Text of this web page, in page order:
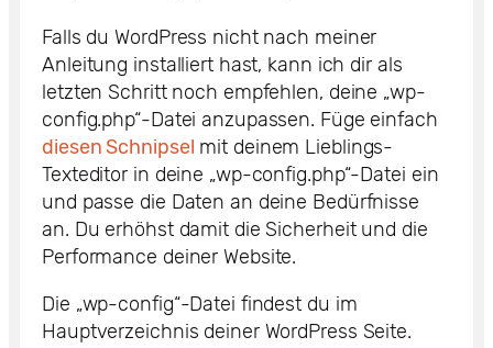
Falls du WordPress nicht nach meiner
Anleitung installiert hast, kann ich dir als
letzten Schritt noch empfehlen, deine „wp-
config.php“-Datei anzupassen. Füge einfach
diesen Schnipsel mit deinem Lieblings-
Texteditor in deine „wp-config.php“-Datei ein
und passe die Daten an deine Bedürfnisse
an. Du erhöhst damit die Sicherheit und die
Performance deiner Website.
Die „wp-config“-Datei findest du im
Hauptverzeichnis deiner WordPress Seite.